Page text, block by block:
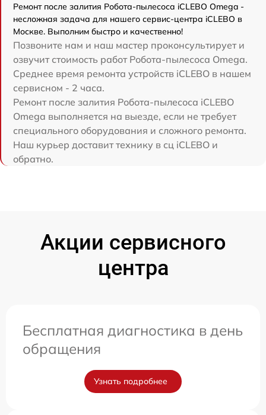
Ремонт после залития Робота-пылесоса iCLEBO Omega -
несложная задача для нашего сервис-центра iCLEBO в
Москве. Выполним быстро и качественно!
Позвоните нам и наш мастер проконсультирует и
озвучит стоимость работ Робота-пылесоса Omega.
Среднее время ремонта устройств iCLEBO в нашем
сервисном - 2 часа.
Ремонт после залития Робота-пылесоса iCLEBO
Omega выполняется на выезде, если не требует
специального оборудования и сложного ремонта.
Наш курьер доставит технику в сц iCLEBO и
обратно.
Акции сервисного
центра
Бесплатная диагностика в день
обращения
Узнать подробнее